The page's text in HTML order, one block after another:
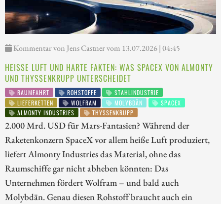
Kommentar von Jens Castner vom 13.07.2026 | 04:45
HEISSE LUFT UND HARTE FAKTEN: WAS SPACEX VON ALMONTY U
ND THYSSENKRUPP UNTERSCHEIDET
RAUMFAHRT ROHSTOFFE
STAHLINDUSTRIE
LIEFERKETTEN
WOLFRAM MOLYBDÄN
SPACEX
ALMONTY INDUSTRIES
THYSSENKRUPP
2.000 Mrd. USD für Mars-Fantasien? Während der
Raketenkonzern SpaceX vor allem heiße Luft produziert,
liefert Almonty Industries das Material, ohne das
Raumschiffe gar nicht abheben könnten: Das
Unternehmen fördert Wolfram – und bald auch
Molybdän. Genau diesen Rohstoff braucht auch ein